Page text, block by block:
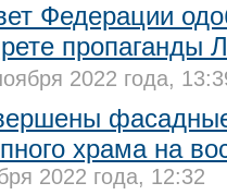
Федерации
пропаганды
2022 года,
храма на
2022 года, 12:32